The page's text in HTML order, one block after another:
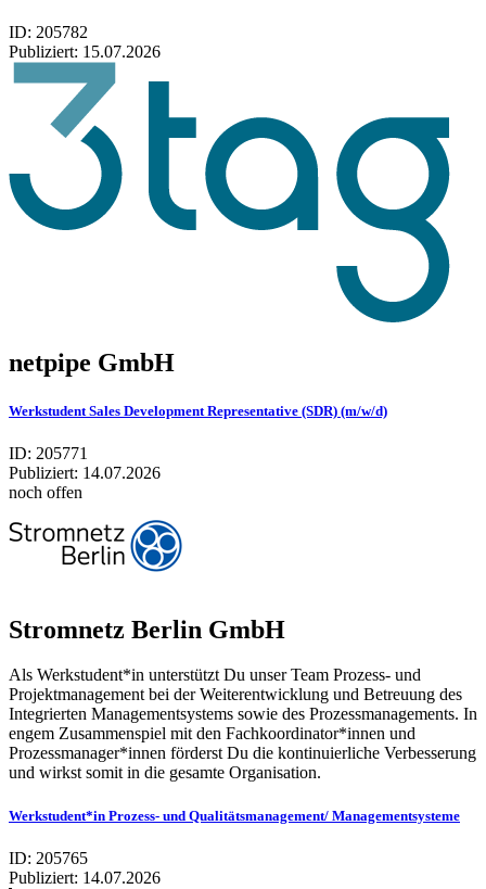
ID: 205782
Publiziert: 15.07.2026
netpipe GmbH
Werkstudent Sales Development Representative (SDR) (m/w/d)
ID: 205771
Publiziert: 14.07.2026
noch offen
Stromnetz Berlin GmbH
Als Werkstudent*in unterstützt Du unser Team Prozess- und
Projektmanagement bei der Weiterentwicklung und Betreuung des
Integrierten Managementsystems sowie des Prozessmanagements. In
engem Zusammenspiel mit den Fachkoordinator*innen und
Prozessmanager*innen förderst Du die kontinuierliche Verbesserung
und wirkst somit in die gesamte Organisation.
Werkstudent*in Prozess- und Qualitätsmanagement/ Managementsysteme
ID: 205765
Publiziert: 14.07.2026